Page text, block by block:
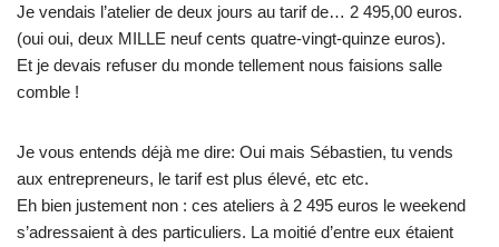
Je vendais l’atelier de deux jours au tarif de… 2 495,00 euros.
(oui oui, deux MILLE neuf cents quatre-vingt-quinze euros).
Et je devais refuser du monde tellement nous faisions salle
comble !
Je vous entends déjà me dire: Oui mais Sébastien, tu vends
aux entrepreneurs, le tarif est plus élevé, etc etc.
Eh bien justement non : ces ateliers à 2 495 euros le weekend
s’adressaient à des particuliers. La moitié d’entre eux étaient